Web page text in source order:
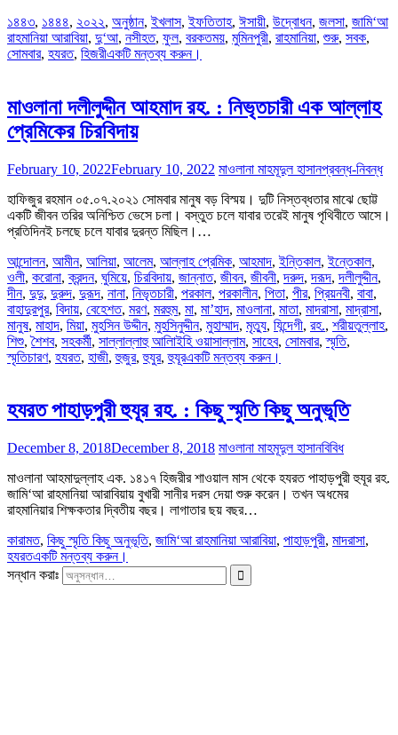
১৪৪৩, ১৪৪৪, ২০২২, অনুষ্ঠান,ইখলাস,ইফতিতাহ, ঈসায়ী, উদ্বোধন, জলসা, জামি‘আ
রাহমানিয়া আরাবিয়া, দু‘আ, নসীহত, ফুল, বরকতময়, মুমিনপুরী, রাহমানিয়া,শুরু, সবক,
সোমবার, হযরত, হিজরীএকটি মন্তব্য করুন।
মাওলানা দলীলুদ্দীন আহমাদ রহ. : নিভৃতচারী এক আল্লাহ
প্রেমিকের চিরবিদায়
February 10, 2022February 10, 2022 মাওলানা মাহমূদুল হাসানপ্রবন্ধ-নিবন্ধ
হাফিজুর রহমান ০৫.০৭.২০২১ সোমবার মানুষ বড় বিস্ময়। দুটি নিস্তব্ধতার মাঝে ছোট্ট
একটি জীবন তরির অনিশ্চিত ভেসে চলা। বস্তুত চলে যাবার তরেই মানুষ পৃথিবীতে আসে।
প্রতিদিনই চলছে চলে যাবার দুরন্ত মিছিল।…
আন্দোলন, আমীন, আলিয়া, আলেম, আল্লাহ প্রেমিক, আহমাদ,ইন্তিকাল,ইন্তেকাল,
ওলী, করোনা,ক্রন্দন, ঘুমিয়ে, চিরবিদায়, জান্নাত, জীবন, জীবনী,দরুদ,দরূদ,দলীলুদ্দীন,
দীন, দুদু, দুরুদ, দুরূদ, নানা, নিভৃতচারী, পরকাল, পরকালীন, পিতা, পীর, প্রিয়নবী, বাবা,
বাহাদুরপুর, বিদায়, বেহেশত, মরণ, মরহুম, মা, মা’হাদ, মাওলানা, মাতা, মাদরাসা, মাদ্রাসা,
মানুষ, মাহাদ, মিয়া, মুহসিন উদ্দীন, মুহসিনুদ্দীন, মুহাম্মাদ, মৃত্যু, যিন্দেগী, রহ., শরীয়তুল্লাহ,
শিশু,শৈশব, সহকর্মী, সাল্লাল্লাহু আলািইহি ওয়াসাল্লাম, সাহেব, সোমবার,স্মৃতি,
স্মৃতিচারণ, হযরত, হাজী,হুজুর,হুযুর,হুযূরএকটি মন্তব্য করুন।
হযরত পাহাড়পুরী হুযূর রহ. : কিছু স্মৃতি কিছু অনুভূতি
December 8, 2018December 8, 2018 মাওলানা মাহমূদুল হাসানবিবিধ
মাওলানা আহমাদুল্লাহ এক. ১৪১৭ হিজরীর শাওয়াল মাস থেকে হযরত পাহাড়পুরী হুযূর রহ.
জামি‘আ রাহমানিয়া আরাবিয়ায় বুখারী সানীর দরস দেয়া শুরু করেন। তখন অধমের
রাহমানিয়ার শিক্ষকতার দ্বিতীয় বছর। লাগাতার ছয় বছর…
কারামত, কিছু স্মৃতি কিছু অনুভূতি, জামি‘আ রাহমানিয়া আরাবিয়া, পাহাড়পুরী, মাদরাসা,
হযরতএকটি মন্তব্য করুন।
সন্ধান করাঃ